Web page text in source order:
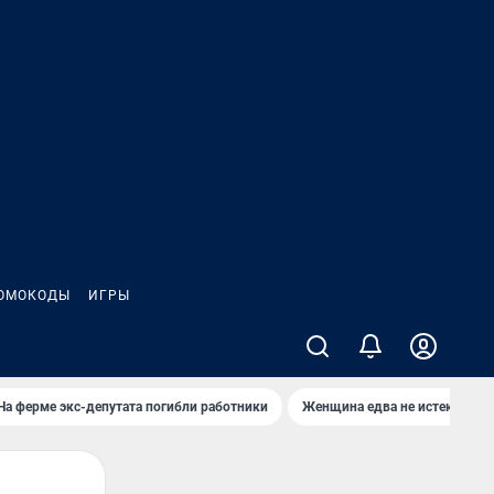
ИГРЫ
ферме экс-депутата погибли работники Женщина едва не истекла